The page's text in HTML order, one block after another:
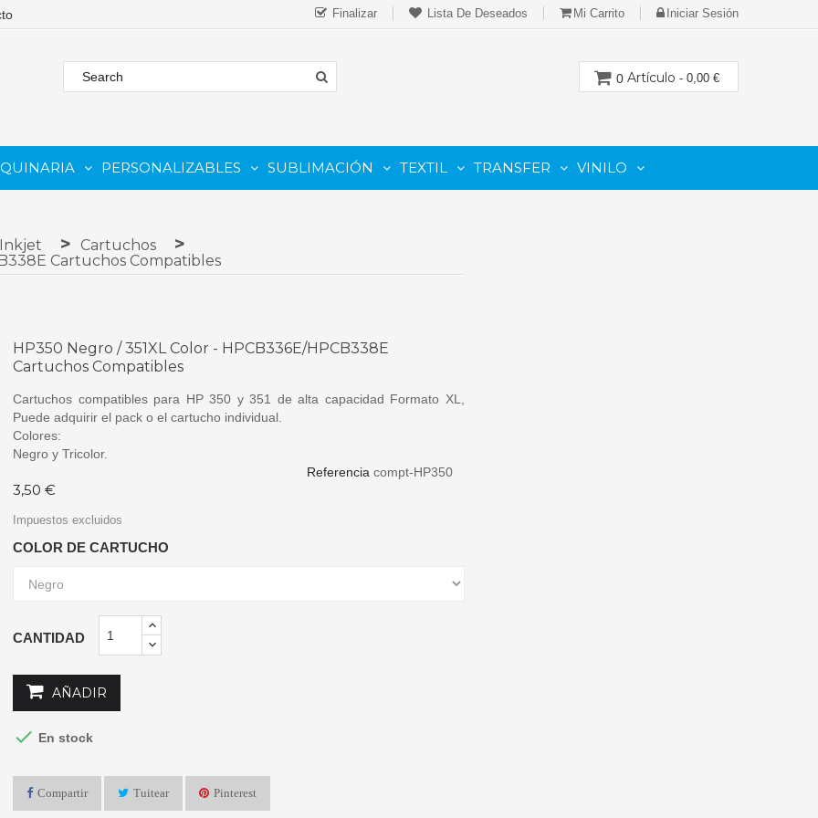
Finalizar Lista De Deseados Mi Carrito Iniciar Sesión
Artículo - 0,00 €
0
PERSONALIZABLES SUBLIMACIÓN TEXTIL TRANSFER VINILO
Cartuchos
Cartuchos Compatibles
HP350 Negro / 351XL Color - HPCB336E/HPCB338E
Cartuchos Compatibles
Cartuchos compatibles para HP 350 y 351 de alta capacidad Formato XL,
Puede adquirir el pack o el cartucho individual.
Colores:
Negro y Tricolor.
Referencia compt-HP350
3,50 €
Impuestos excluidos
COLOR DE CARTUCHO
CANTIDAD
AÑADIR
 En stock
Compartir Tuitear Pinterest